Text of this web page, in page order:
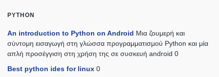
PYTHON
An introduction to Python on Android Μια ζουμερή και
σύντομη εισαγωγή στη γλώσσα προγραμματισμού Python και μία
απλή προσέγγιση στη χρήση της σε συσκευή android 0
Best python ides for linux 0